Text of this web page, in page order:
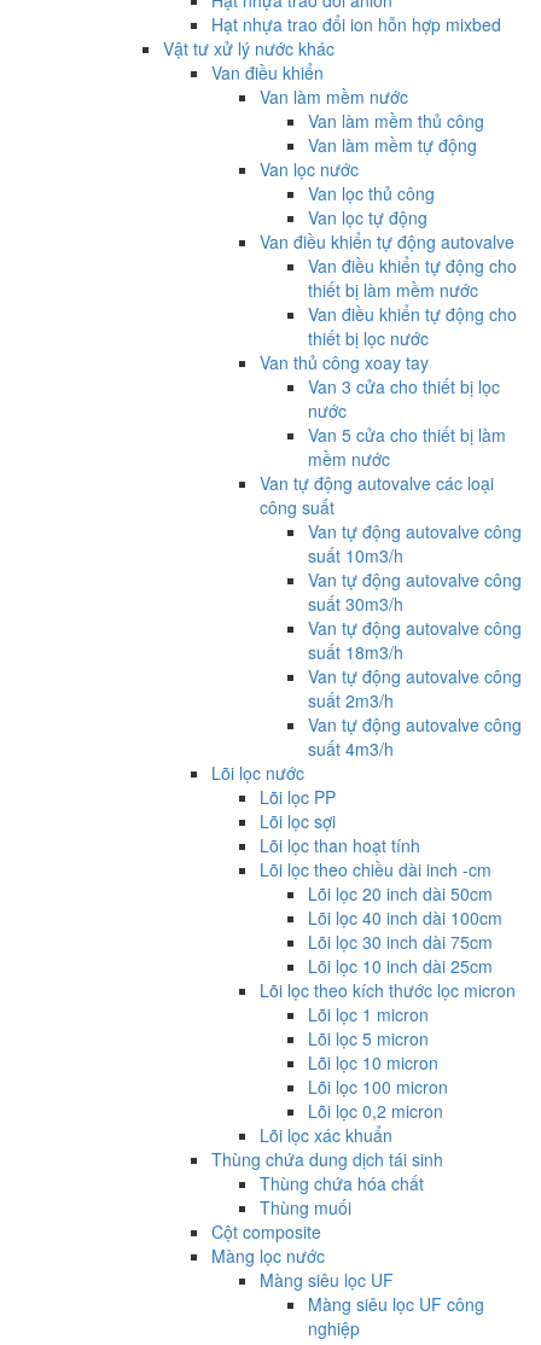
Hạt nhựa trao đổi ion hỗn hợp mixbed
Vật tư xử lý nước khác
Van điều khiển
Van làm mềm nước
Van làm mềm thủ công
Van làm mềm tự động
Van lọc nước
Van lọc thủ công
Van lọc tự động
Van điều khiển tự động autovalve
Van điều khiển tự động cho
thiết bị làm mềm nước
Van điều khiển tự động cho
thiết bị lọc nước
Van thủ công xoay tay
Van 3 cửa cho thiết bị lọc
nước
Van 5 cửa cho thiết bị làm
mềm nước
Van tự động autovalve các loại
công suất
Van tự động autovalve công
suất 10m3/h
Van tự động autovalve công
suất 30m3/h
Van tự động autovalve công
suất 18m3/h
Van tự động autovalve công
suất 2m3/h
Van tự động autovalve công
suất 4m3/h
Lõi lọc nước
Lõi lọc PP
Lõi lọc sợi
Lõi lọc than hoạt tính
Lõi lọc theo chiều dài inch -cm
Lõi lọc 20 inch dài 50cm
Lõi lọc 40 inch dài 100cm
Lõi lọc 30 inch dài 75cm
Lõi lọc 10 inch dài 25cm
Lõi lọc theo kích thước lọc micron
Lõi lọc 1 micron
Lõi lọc 5 micron
Lõi lọc 10 micron
Lõi lọc 100 micron
Lõi lọc 0,2 micron
Lõi lọc xác khuẩn
Thùng chứa dung dịch tái sinh
Thùng chứa hóa chất
Thùng muối
Cột composite
Màng lọc nước
Màng siêu lọc UF
Màng siêu lọc UF công
nghiệp